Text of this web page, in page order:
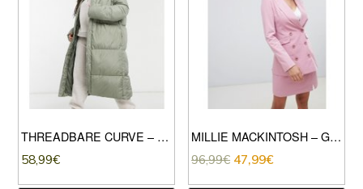
THREADBARE CURVE – JODIE – PIUMINO LUNGO-VERDE
58,99€
MILLIE MACKINTOSH – GIACCA ELEGANTE DOPPIOPETTO ANNI ’90 IN COORDINATO-ROSA
96,99€ 47,99€